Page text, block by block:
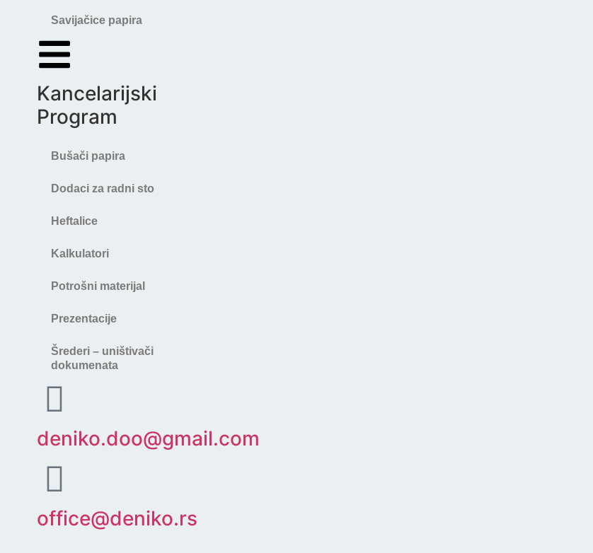
Savijačice papira
Kancelarijski
Program
Bušači papira
Dodaci za radni sto
Heftalice
Kalkulatori
Potrošni materijal
Prezentacije
Šrederi – uništivači
dokumenata
deniko.doo@gmail.com
office@deniko.rs